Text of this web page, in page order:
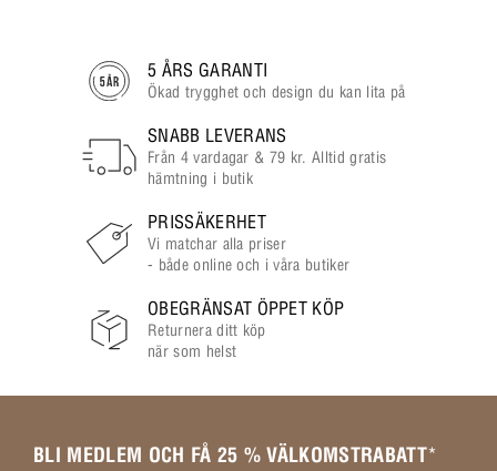
5 ÅRS GARANTI
Ökad trygghet och design du kan lita på
SNABB LEVERANS
Från 4 vardagar & 79 kr. Alltid gratis
hämtning i butik
PRISSÄKERHET
Vi matchar alla priser
- både online och i våra butiker
OBEGRÄNSAT ÖPPET KÖP
Returnera ditt köp
när som helst
BLI MEDLEM OCH FÅ 25 % VÄLKOMSTRABATT*